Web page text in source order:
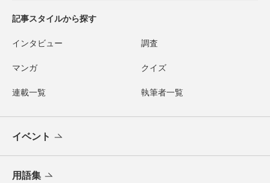
記事スタイルから探す
インタビュー 調査
マンガ クイズ
連載一覧 執筆者一覧
イベント
用語集